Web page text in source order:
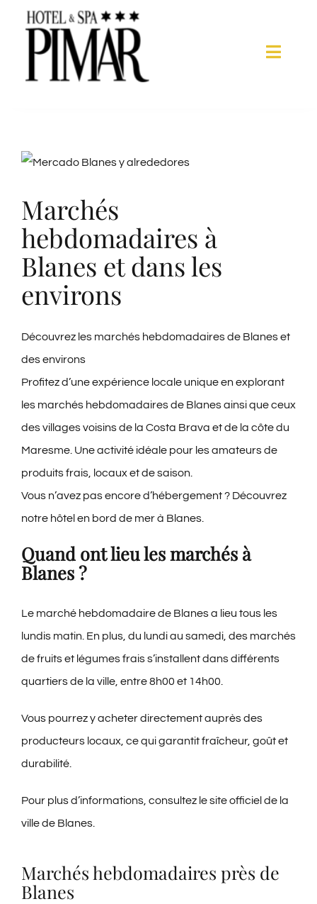
content
Toggle
Services d’hôtel
Spa
Blanes
Galerie
Contact
Blog
View
Image
Marchés
hebdomadaires à
Blanes et dans les
environs
Découvrez les marchés hebdomadaires de Blanes et
des environs
Profitez d’une expérience locale unique en explorant
les marchés hebdomadaires de Blanes ainsi que ceux
des villages voisins de la Costa Brava et de la côte du
Maresme. Une activité idéale pour les amateurs de
produits frais, locaux et de saison.
Vous n’avez pas encore d’hébergement ? Découvrez
notre hôtel en bord de mer à Blanes.
Quand ont lieu les marchés à
Blanes ?
Le marché hebdomadaire de Blanes a lieu tous les
lundis matin. En plus, du lundi au samedi, des marchés
de fruits et légumes frais s’installent dans différents
quartiers de la ville, entre 8h00 et 14h00.
Vous pourrez y acheter directement auprès des
producteurs locaux, ce qui garantit fraîcheur, goût et
durabilité.
Pour plus d’informations, consultez lesite officiel de la
ville de Blanes.
Marchés hebdomadaires près de
Blanes